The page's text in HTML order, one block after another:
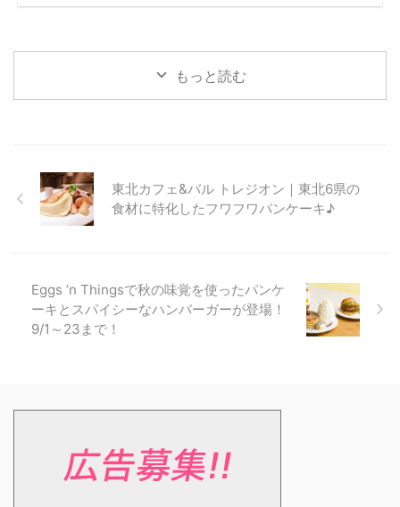
もっと読む
東北カフェ&バル トレジオン｜東北6県の
食材に特化したフワフワパンケーキ♪
Eggs ’n Thingsで秋の味覚を使ったパンケ
ーキとスパイシーなハンバーガーが登場！
9/1～23まで！